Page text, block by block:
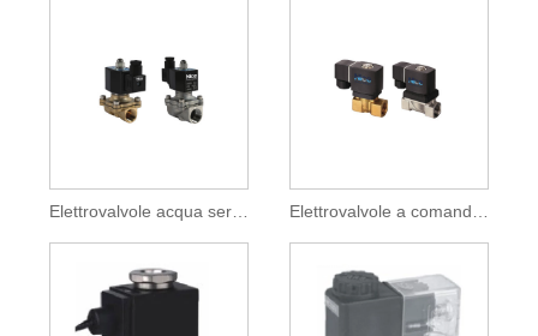
Elettrovalvole acqua serie 2W